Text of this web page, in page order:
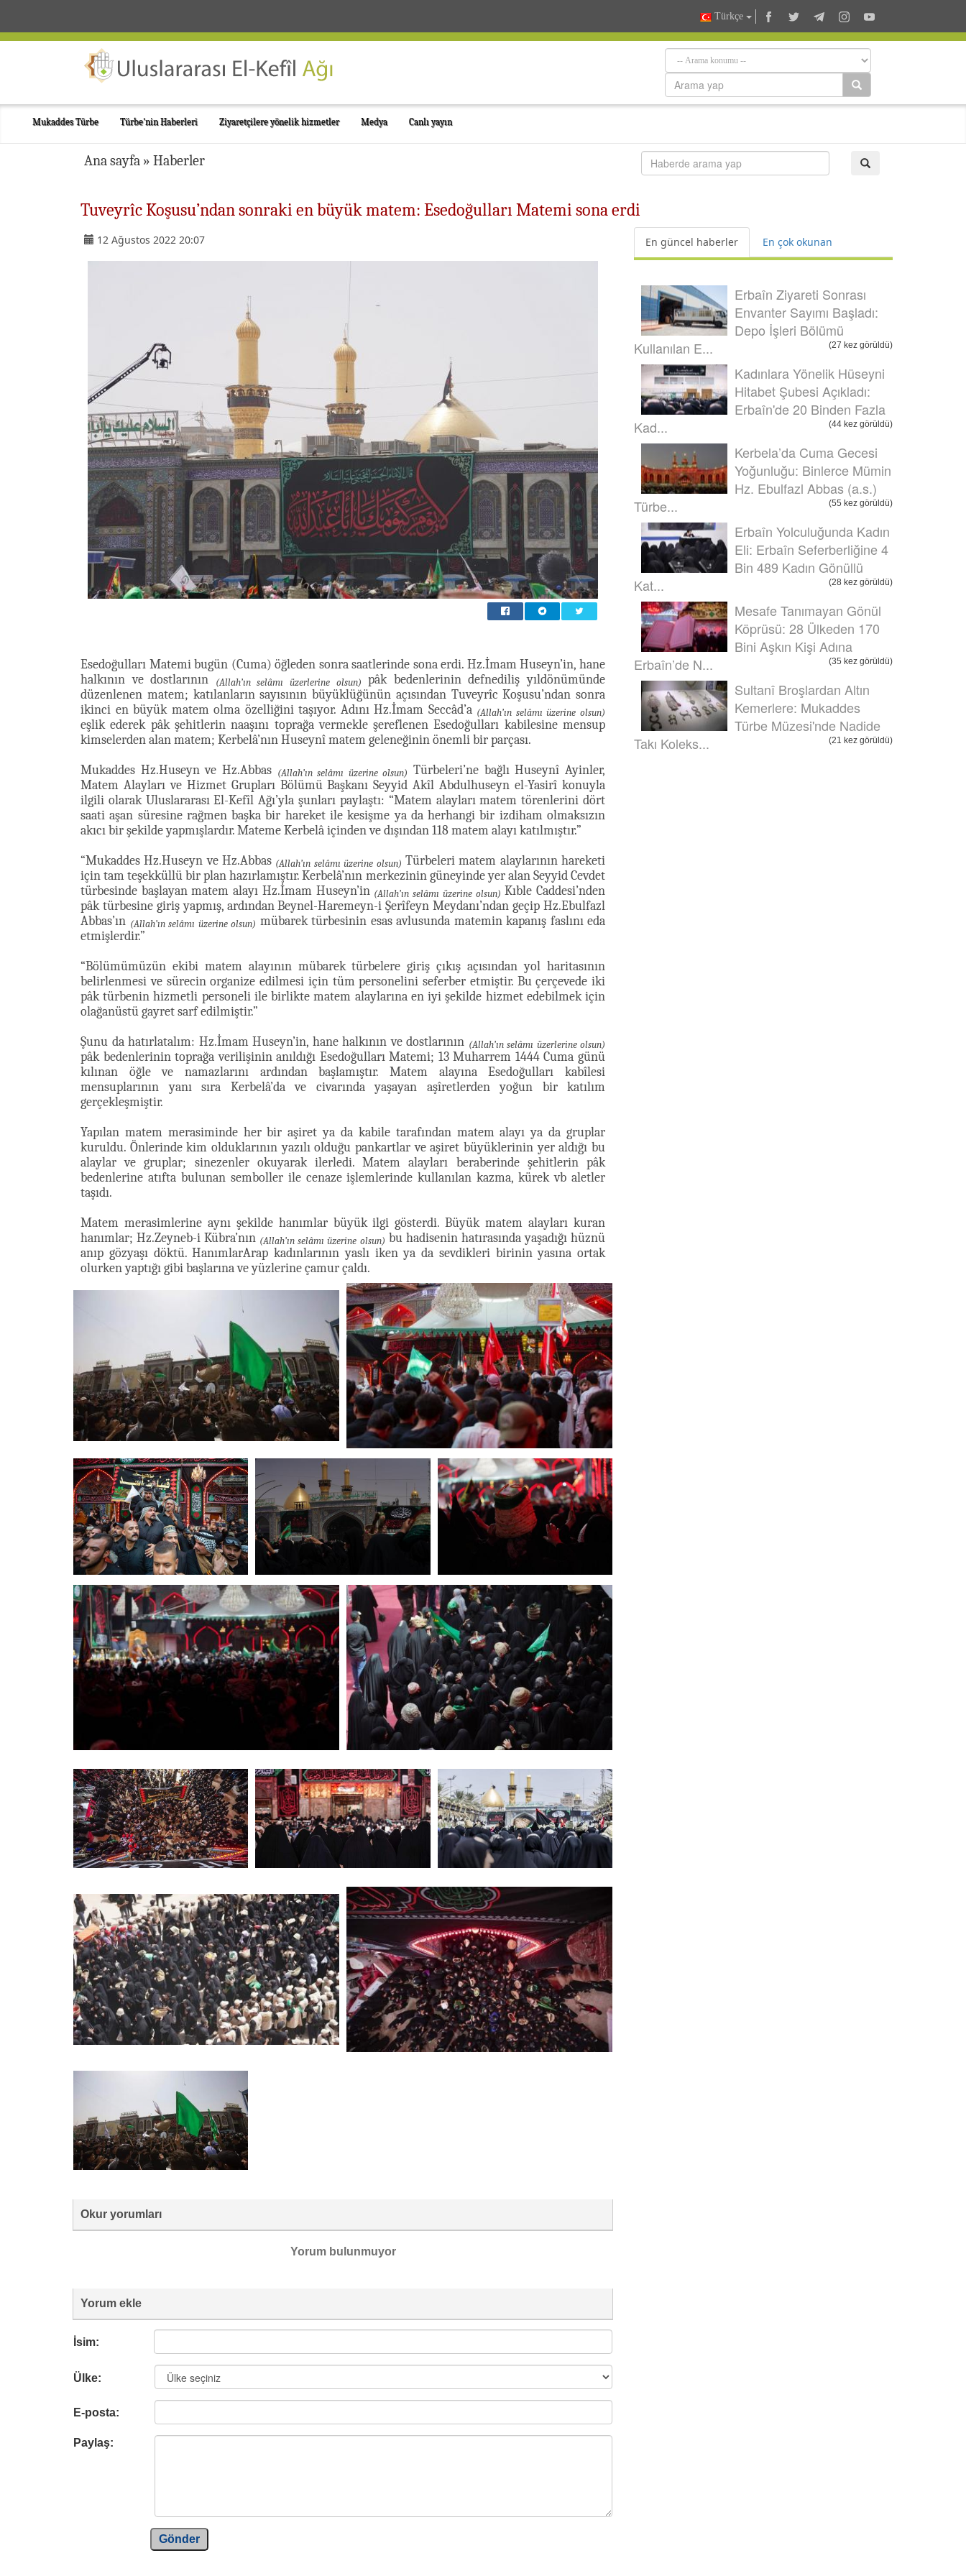
Türkçe
Mukaddes Türbe Türbe'nin Haberleri Ziyaretçilere yönelik hizmetler Medya Canlı yayın
Ana sayfa » Haberler
Tuveyrîc Koşusu’ndan sonraki en büyük matem: Esedoğulları Matemi sona erdi
12 Ağustos 2022 20:07
Esedoğulları Matemi bugün (Cuma) öğleden sonra saatlerinde sona erdi. Hz.İmam Huseyn’in, hane
halkının ve dostlarının
(Allah’ın selâmı üzerlerine olsun)
pâk bedenlerinin defnediliş yıldönümünde
düzenlenen matem; katılanların sayısının büyüklüğünün açısından Tuveyrîc Koşusu’ndan sonra
ikinci en büyük matem olma özelliğini taşıyor. Adını Hz.İmam Seccâd’a (Allah’ın selâmı üzerine olsun)
eşlik ederek pâk şehitlerin naaşını toprağa vermekle şereflenen Esedoğulları kabilesine mensup
kimselerden alan matem; Kerbelâ’nın Huseynî matem geleneğinin önemli bir parçası.
Mukaddes Hz.Huseyn ve Hz.Abbas (Allah’ın selâmı üzerine olsun) Türbeleri’ne bağlı Huseynî Ayinler,
Matem Alayları ve Hizmet Grupları Bölümü Başkanı Seyyid Akîl Abdulhuseyn el-Yasirî konuyla
ilgili olarak Uluslararası El-Kefîl Ağı’yla şunları paylaştı: “Matem alayları matem törenlerini dört
saati aşan süresine rağmen başka bir hareket ile kesişme ya da herhangi bir izdiham olmaksızın
akıcı bir şekilde yapmışlardır. Mateme Kerbelâ içinden ve dışından 118 matem alayı katılmıştır.”
“Mukaddes Hz.Huseyn ve Hz.Abbas (Allah’ın selâmı üzerine olsun) Türbeleri matem alaylarının hareketi
için tam teşekküllü bir plan hazırlamıştır. Kerbelâ’nın merkezinin güneyinde yer alan Seyyid Cevdet
türbesinde başlayan matem alayı Hz.İmam Huseyn’in (Allah’ın selâmı üzerine olsun) Kıble Caddesi’nden
pâk türbesine giriş yapmış, ardından Beynel-Haremeyn-i Şerîfeyn Meydanı’ndan geçip Hz.Ebulfazl
Abbas’ın (Allah’ın selâmı üzerine olsun) mübarek türbesinin esas avlusunda matemin kapanış faslını eda
etmişlerdir.”
“Bölümümüzün ekibi matem alayının mübarek türbelere giriş çıkış açısından yol haritasının
belirlenmesi ve sürecin organize edilmesi için tüm personelini seferber etmiştir. Bu çerçevede iki
pâk türbenin hizmetli personeli ile birlikte matem alaylarına en iyi şekilde hizmet edebilmek için
olağanüstü gayret sarf edilmiştir.”
Şunu da hatırlatalım: Hz.İmam Huseyn’in, hane halkının ve dostlarının (Allah’ın selâmı üzerlerine olsun)
pâk bedenlerinin toprağa verilişinin anıldığı Esedoğulları Matemi; 13 Muharrem 1444 Cuma günü
kılınan öğle ve namazlarını ardından başlamıştır. Matem alayına Esedoğulları kabîlesi
mensuplarının yanı sıra Kerbelâ’da ve civarında yaşayan aşîretlerden yoğun bir katılım
gerçekleşmiştir.
Yapılan matem merasiminde her bir aşiret ya da kabile tarafından matem alayı ya da gruplar
kuruldu. Önlerinde kim olduklarının yazılı olduğu pankartlar ve aşiret büyüklerinin yer aldığı bu
alaylar ve gruplar; sinezenler okuyarak ilerledi. Matem alayları beraberinde şehitlerin pâk
bedenlerine atıfta bulunan semboller ile cenaze işlemlerinde kullanılan kazma, kürek vb aletler
taşıdı.
Matem merasimlerine aynı şekilde hanımlar büyük ilgi gösterdi. Büyük matem alayları kuran
hanımlar; Hz.Zeyneb-i Kübra’nın (Allah’ın selâmı üzerine olsun) bu hadisenin hatırasında yaşadığı hüznü
anıp gözyaşı döktü. HanımlarArap kadınlarının yaslı iken ya da sevdikleri birinin yasına ortak
olurken yaptığı gibi başlarına ve yüzlerine çamur çaldı.
Okur yorumları
Yorum bulunmuyor
Yorum ekle
İsim:
Ülke:
E-posta:
Paylaş:
Gönder
En güncel haberler En çok okunan
Erbaîn Ziyareti Sonrası
Envanter Sayımı Başladı:
Depo İşleri Bölümü
Kullanılan E...
(27 kez görüldü)
Kadınlara Yönelik Hüseyni
Hitabet Şubesi Açıkladı:
Erbaîn'de 20 Binden Fazla
Kad...
(44 kez görüldü)
Kerbela’da Cuma Gecesi
Yoğunluğu: Binlerce Mümin
Hz. Ebulfazl Abbas (a.s.)
Türbe...
(55 kez görüldü)
Erbaîn Yolculuğunda Kadın
Eli: Erbaîn Seferberliğine 4
Bin 489 Kadın Gönüllü
Kat...
(28 kez görüldü)
Mesafe Tanımayan Gönül
Köprüsü: 28 Ülkeden 170
Bini Aşkın Kişi Adına
Erbaîn’de N...
(35 kez görüldü)
Sultanî Broşlardan Altın
Kemerlere: Mukaddes
Türbe Müzesi'nde Nadide
Takı Koleks...
(21 kez görüldü)